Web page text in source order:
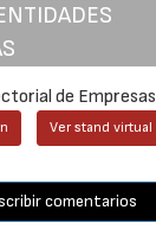
de
Ver stand virtual
comentarios